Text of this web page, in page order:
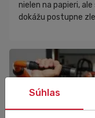
nielen na papieri,
dokážu postupne
plán by mal
možnostiam. V
tréningový plán,
Súhlas